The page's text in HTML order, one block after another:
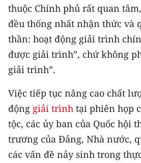
RADIO
MEDIA CENTER
E-Magazine
Video
Media Chính trị
Media Kinh tế
Media Văn hóa
thuộc Chính phủ rất quan
đều thống nhất nhận thức và
thần: hoạt động giải trình
được giải trình”, chứ không
giải trình”.
Việc tiếp tục nâng cao chất
động giải trình tại phiên họp
tộc, các ủy ban của Quốc hội
trương của Đảng, Nhà nước,
các vấn đề nảy sinh trong